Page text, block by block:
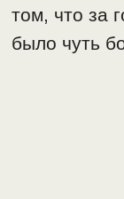
том, что за
было чуть